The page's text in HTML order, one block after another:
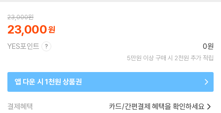
23,000원
23,000
YES포인트 0원
5만원 이상 구매 시 2천원 추가 적립
앱 다운 시 1천원 상품권
결제혜택 카드/간편결제 혜택을 확인하세요